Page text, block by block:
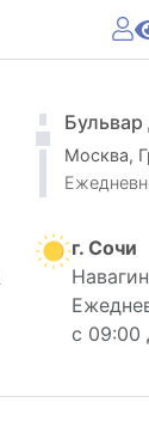
Москва,
г. Сочи
с 09:00